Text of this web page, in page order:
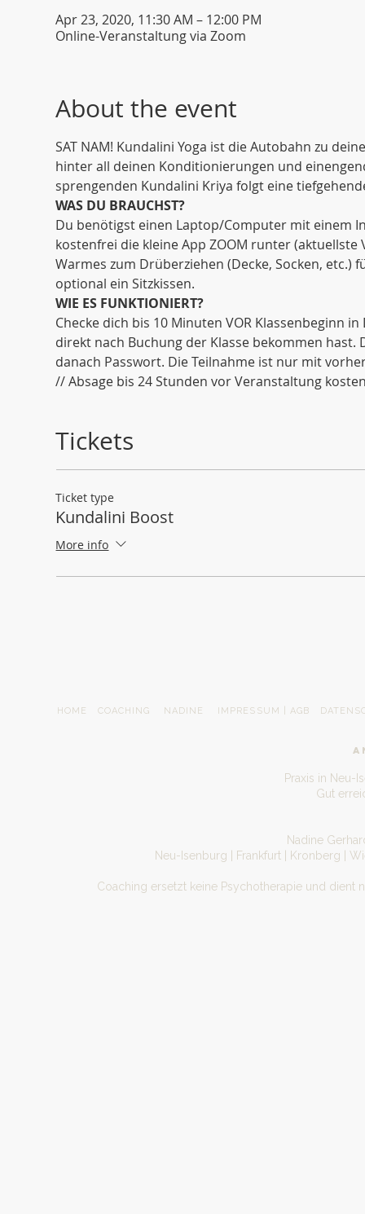
Apr 23, 2020, 11:30 AM – 12:00 PM
Online-Veranstaltung via Zoom
About the event
SAT NAM! Kundalini Yoga ist die Autobahn zu
hinter all deinen Konditionierungen und
sprengenden Kundalini Kriya folgt eine
WAS DU BRAUCHST?
Du benötigst einen Laptop/Computer mit einem
kostenfrei die kleine App ZOOM runter
Warmes zum Drüberziehen (Decke, Socken,
optional ein Sitzkissen.
WIE ES FUNKTIONIERT?
Checke dich bis 10 Minuten VOR Klassenbeginn
direkt nach Buchung der Klasse bekommen
danach Passwort. Die Teilnahme ist nur mit
// Absage bis 24 Stunden vor Veranstaltung
Tickets
Ticket type
Kundalini Boost
More info
HOME COACHING NADINE IMPRESSUM | AGB
Praxis in Neu-
Gut
Nadine
Neu-Isenburg | Frankfurt | Kronberg |
Coaching ersetzt keine Psychotherapie und dient